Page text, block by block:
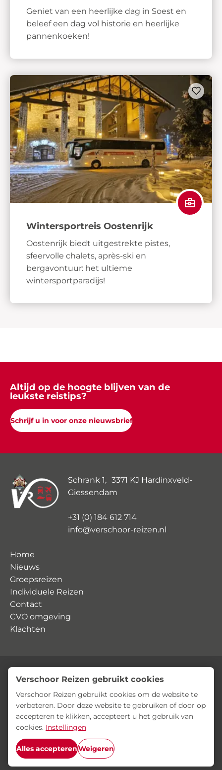
Geniet van een heerlijke dag in Soest en
beleef een dag vol historie en heerlijke
pannenkoeken!
Wintersportreis Oostenrijk
Oostenrijk biedt uitgestrekte pistes,
sfeervolle chalets, après-ski en
bergavontuur: het ultieme
wintersportparadijs!
Altijd op de hoogte blijven van de
leukste reistips?
Schrijf u in voor onze nieuwsbrief
Schrank 1, 3371 KJ Hardinxveld-
Giessendam
+31 (0) 184 612 714
info@verschoor-reizen.nl
Home
Nieuws
Groepsreizen
Individuele Reizen
Contact
CVO omgeving
Klachten
Privacyverklaring
Verschoor Reizen gebruikt cookies
Verschoor Reizen gebruikt cookies om de website te
verbeteren. Door deze website te gebruiken of door op
accepteren te klikken, accepteert u het gebruik van
cookies. Instellingen
Alles accepterenWeigeren